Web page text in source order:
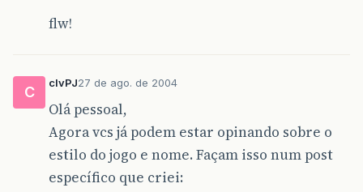
flw!
C
clvPJ27 de ago. de 2004
Olá pessoal,
Agora vcs já podem estar opinando sobre o
estilo do jogo e nome. Façam isso num post
específico que criei: